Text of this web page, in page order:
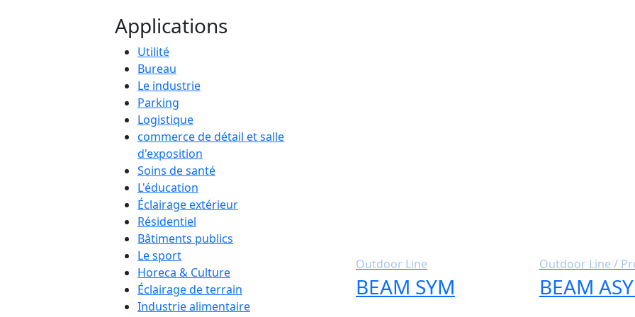
Applications
Utilité
Bureau
Le industrie
Parking
Logistique
commerce de détail et salle
d'exposition
Soins de santé
L'éducation
Éclairage extérieur
Résidentiel
Bâtiments publics
Le sport
Horeca & Culture
Éclairage de terrain
Industrie alimentaire
Outdoor Line
BEAM SYM
Outdoor Line /
BEAM